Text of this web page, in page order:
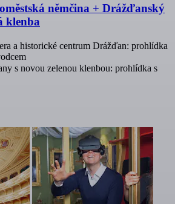
němčina + Drážďanský
klenba
a historické centrum Drážďan: prohlídka
s novou zelenou klenbou: prohlídka s